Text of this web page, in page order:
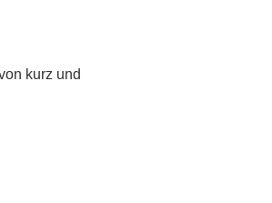
kurz und